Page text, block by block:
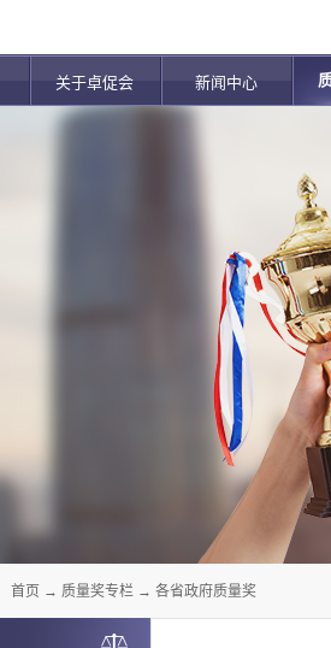
关于卓促会 新闻中心
首页 → 质量奖专栏 → 各省政府质量奖